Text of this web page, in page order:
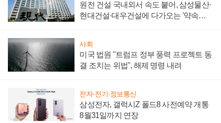
원전 건설 국내외서 속도 붙어, 삼성물산·
현대건설·대우건설에 다가오는 '약속의
사회
미국 법원 "트럼프 정부 풍력 프로젝트 동
결 조치는 위법", 해제 명령 내려
전자·전기·정보통신
삼성전자, 갤럭시Z 폴드8 사전예약 개통
8월31일까지 연장